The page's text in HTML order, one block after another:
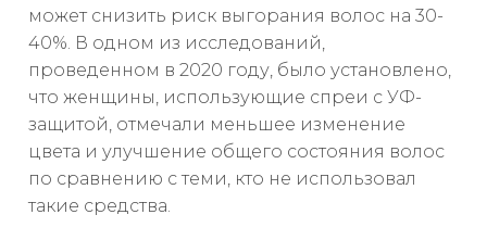
может снизить риск выгорания волос на 30-
40%. В одном из исследований,
проведенном в 2020 году, было установлено,
что женщины, использующие спреи с УФ-
защитой, отмечали меньшее изменение
цвета и улучшение общего состояния волос
по сравнению с теми, кто не использовал
такие средства.